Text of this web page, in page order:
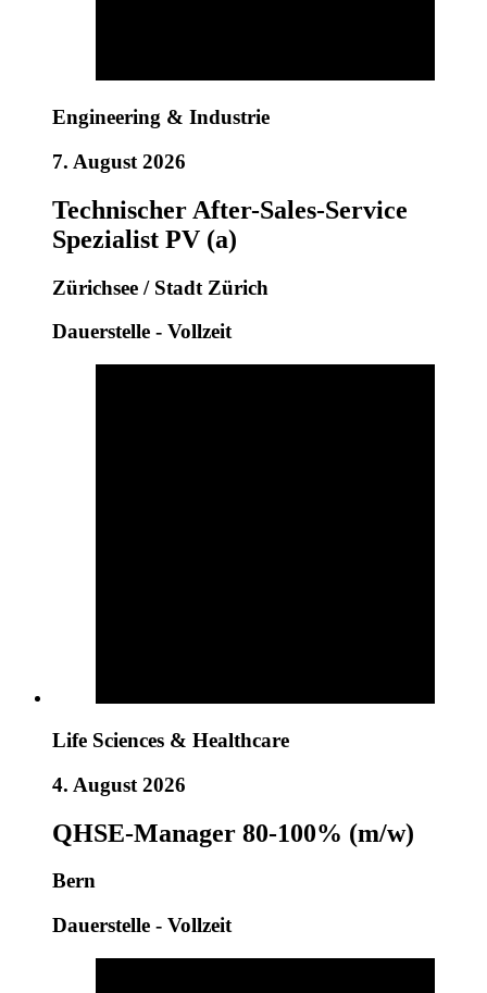
Engineering & Industrie
7. August 2026
Technischer After-Sales-Service
Spezialist PV (a)
Zürichsee / Stadt Zürich
Dauerstelle - Vollzeit
Life Sciences & Healthcare
4. August 2026
QHSE-Manager 80-100% (m/w)
Bern
Dauerstelle - Vollzeit